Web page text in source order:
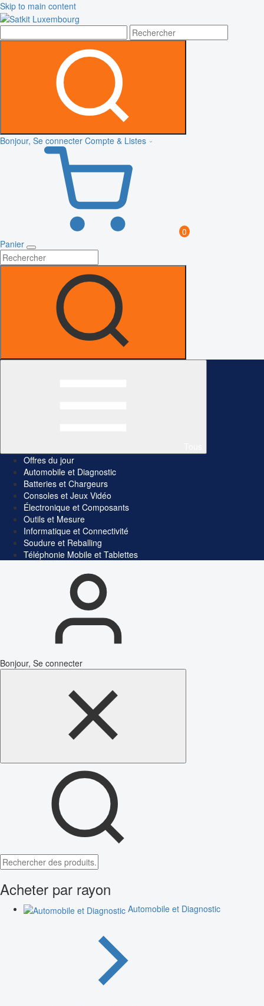
Skip to main content
Bonjour, Se connecter Compte & Listes
0
Panier
Offres du jour
Automobile et Diagnostic
Batteries et Chargeurs
Consoles et Jeux Vidéo
Électronique et Composants
Outils et Mesure
Informatique et Connectivité
Soudure et Reballing
Téléphonie Mobile et Tablettes
Bonjour, Se connecter
Acheter par rayon
Automobile et Diagnostic